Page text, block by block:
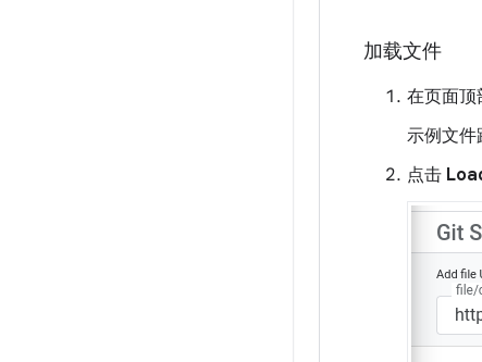
加载文件
在页面顶
示例文
点击